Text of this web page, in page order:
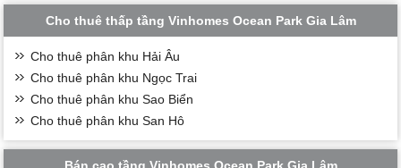
Cho thuê thấp tầng Vinhomes Ocean Park Gia Lâm
Cho thuê phân khu Hải Âu
Cho thuê phân khu Ngọc Trai
Cho thuê phân khu Sao Biển
Cho thuê phân khu San Hô